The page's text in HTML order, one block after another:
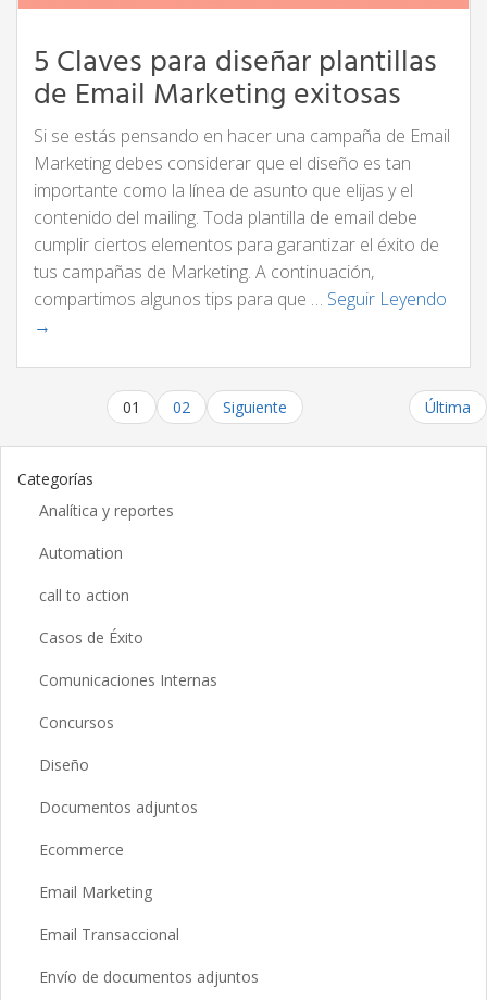
5 Claves para diseñar plantillas
de Email Marketing exitosas
Si se estás pensando en hacer una campaña de Email
Marketing debes considerar que el diseño es tan
importante como la línea de asunto que elijas y el
contenido del mailing. Toda plantilla de email debe
cumplir ciertos elementos para garantizar el éxito de
tus campañas de Marketing. A continuación,
compartimos algunos tips para que … Seguir Leyendo
→
01 02 Siguiente Última
Categorías
Analítica y reportes
Automation
call to action
Casos de Éxito
Comunicaciones Internas
Concursos
Diseño
Documentos adjuntos
Ecommerce
Email Marketing
Email Transaccional
Envío de documentos adjuntos